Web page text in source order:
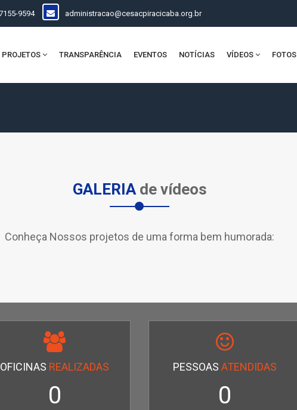
9594 administracao@cesacpiracicaba.org.br
PROJETOS TRANSPARÊNCIA EVENTOS NOTÍCIAS VÍDEOS FOTOS
GALERIA de vídeos
Conheça Nossos projetos de uma forma bem humorada:
OFICINAS REALIZADAS
0
PESSOAS ATENDIDAS
0